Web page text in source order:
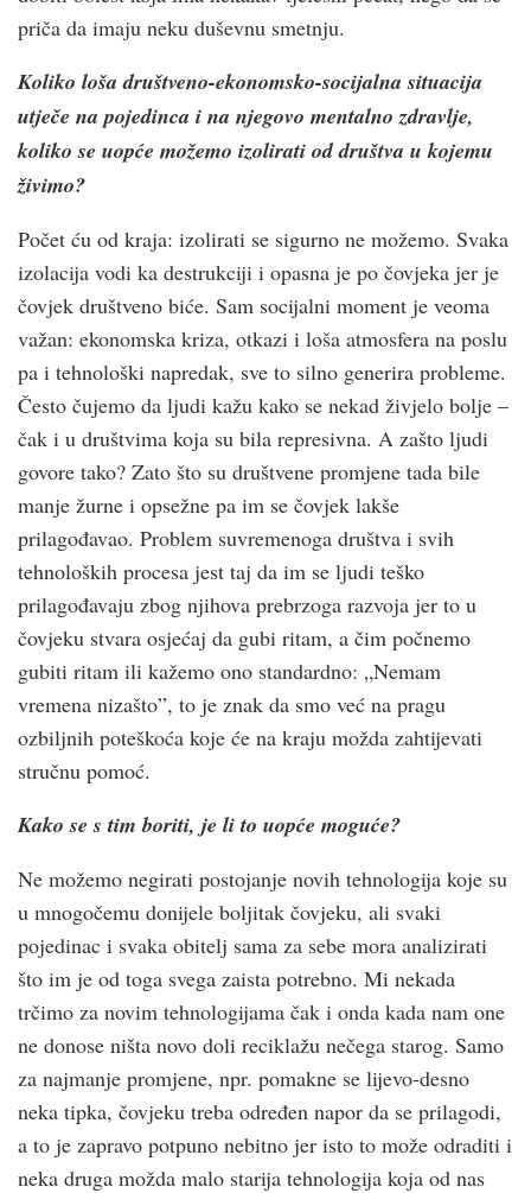
priča da imaju neku duševnu smetnju.
Koliko loša društveno-ekonomsko-socijalna situacija
utječe na pojedinca i na njegovo mentalno zdravlje,
koliko se uopće možemo izolirati od društva u kojemu
živimo?
Počet ću od kraja: izolirati se sigurno ne možemo. Svaka
izolacija vodi ka destrukciji i opasna je po čovjeka jer je
čovjek društveno biće. Sam socijalni moment je veoma
važan: ekonomska kriza, otkazi i loša atmosfera na poslu
pa i tehnološki napredak, sve to silno generira probleme.
Često čujemo da ljudi kažu kako se nekad živjelo bolje –
čak i u društvima koja su bila represivna. A zašto ljudi
govore tako? Zato što su društvene promjene tada bile
manje žurne i opsežne pa im se čovjek lakše
prilagođavao. Problem suvremenoga društva i svih
tehnoloških procesa jest taj da im se ljudi teško
prilagođavaju zbog njihova prebrzoga razvoja jer to u
čovjeku stvara osjećaj da gubi ritam, a čim počnemo
gubiti ritam ili kažemo ono standardno: „Nemam
vremena nizašto”, to je znak da smo već na pragu
ozbiljnih poteškoća koje će na kraju možda zahtijevati
stručnu pomoć.
Kako se s tim boriti, je li to uopće moguće?
Ne možemo negirati postojanje novih tehnologija koje su
u mnogočemu donijele boljitak čovjeku, ali svaki
pojedinac i svaka obitelj sama za sebe mora analizirati
što im je od toga svega zaista potrebno. Mi nekada
trčimo za novim tehnologijama čak i onda kada nam one
ne donose ništa novo doli reciklažu nečega starog. Samo
za najmanje promjene, npr. pomakne se lijevo-desno
neka tipka, čovjeku treba određen napor da se prilagodi,
a to je zapravo potpuno nebitno jer isto to može odraditi i
neka druga možda malo starija tehnologija koja od nas